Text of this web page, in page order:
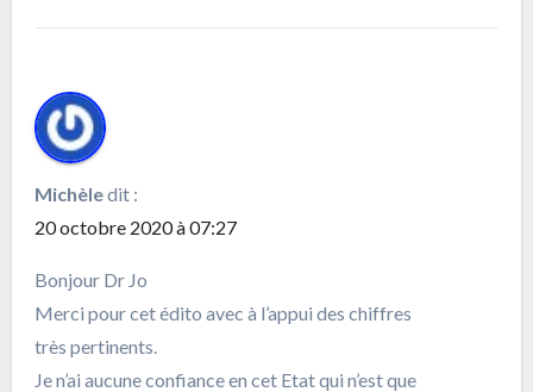
Michèledit :
20 octobre 2020 à 07:27
Bonjour Dr Jo
Merci pour cet édito avec à l’appui des chiffres
très pertinents.
Je n’ai aucune confiance en cet Etat qui n’est que